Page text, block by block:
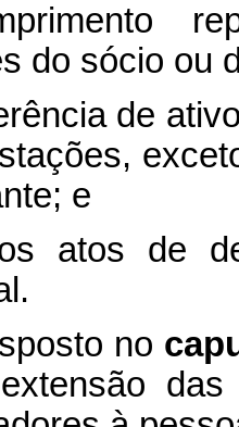
do sócio ou
de
e
atos de
no